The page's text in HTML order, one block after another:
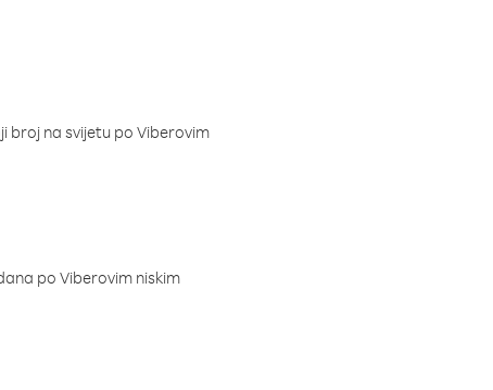
broj na svijetu po Viberovim
po Viberovim niskim